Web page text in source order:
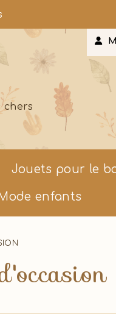
chers
Jouets pour le
Mode enfants